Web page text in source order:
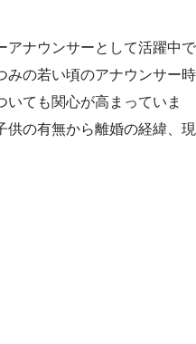
アナウンサーとして活躍中で
みの若い頃のアナウンサー時
ても関心が高まっていま
供の有無から離婚の経緯、現